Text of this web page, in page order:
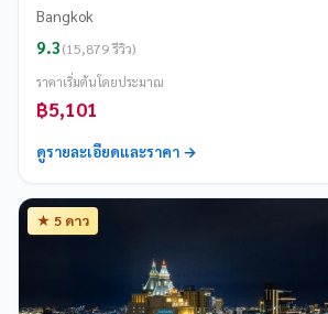
Bangkok
9.3(15,879 รีวิว)
ราคาเริ่มต้นโดยประมาณ
฿5,101
ดูรายละเอียดและราคา →
★ 5 ดาว